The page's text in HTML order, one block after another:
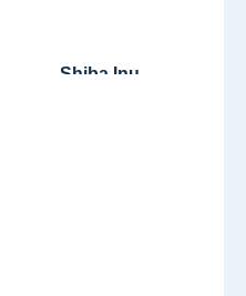
Shiba Inu